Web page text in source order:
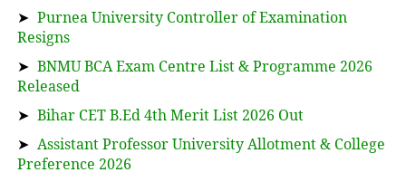
➤ Purnea University Controller of Examination
Resigns
➤ BNMU BCA Exam Centre List & Programme 2026
Released
➤ Bihar CET B.Ed 4th Merit List 2026 Out
➤ Assistant Professor University Allotment & College
Preference 2026